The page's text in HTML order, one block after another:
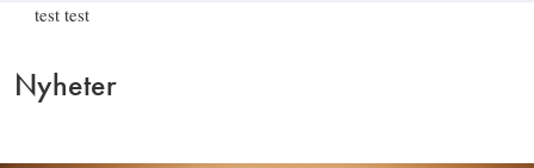
test test
Nyheter